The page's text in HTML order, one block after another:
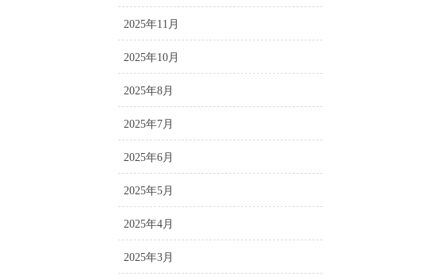
2025年11月
2025年10月
2025年8月
2025年7月
2025年6月
2025年5月
2025年4月
2025年3月